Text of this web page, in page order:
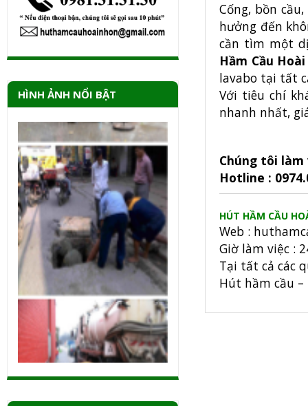
Cống, bồn
hưởng đến
cần tìm một
Hầm Cầu
lavabo tại tất
Với tiêu chí
nhanh nhất,
Chúng tôi
Hotline :
HÚT HẦM CẦU
Web :
Giờ làm việc :
Tại tất cả các
Hút hầm cầu
HÌNH ẢNH NỔI BẬT